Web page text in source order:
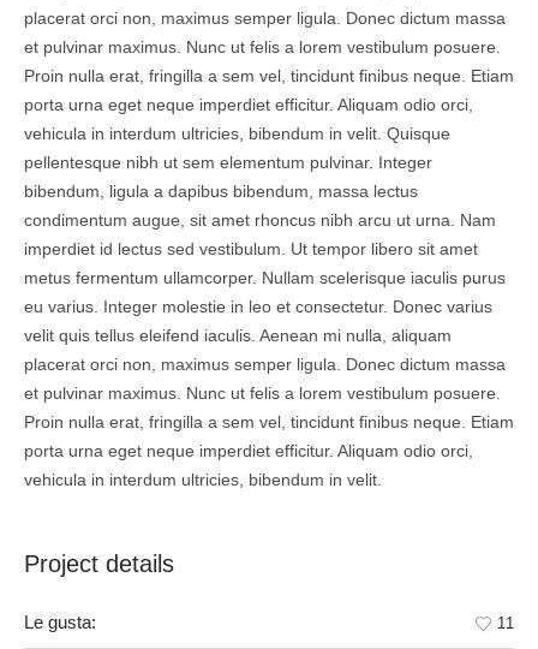
placerat orci non, maximus semper ligula. Donec dictum massa
et pulvinar maximus. Nunc ut felis a lorem vestibulum posuere.
Proin nulla erat, fringilla a sem vel, tincidunt finibus neque. Etiam
porta urna eget neque imperdiet efficitur. Aliquam odio orci,
vehicula in interdum ultricies, bibendum in velit. Quisque
pellentesque nibh ut sem elementum pulvinar. Integer
bibendum, ligula a dapibus bibendum, massa lectus
condimentum augue, sit amet rhoncus nibh arcu ut urna. Nam
imperdiet id lectus sed vestibulum. Ut tempor libero sit amet
metus fermentum ullamcorper. Nullam scelerisque iaculis purus
eu varius. Integer molestie in leo et consectetur. Donec varius
velit quis tellus eleifend iaculis. Aenean mi nulla, aliquam
placerat orci non, maximus semper ligula. Donec dictum massa
et pulvinar maximus. Nunc ut felis a lorem vestibulum posuere.
Proin nulla erat, fringilla a sem vel, tincidunt finibus neque. Etiam
porta urna eget neque imperdiet efficitur. Aliquam odio orci,
vehicula in interdum ultricies, bibendum in velit.
Project details
Le gusta: 11